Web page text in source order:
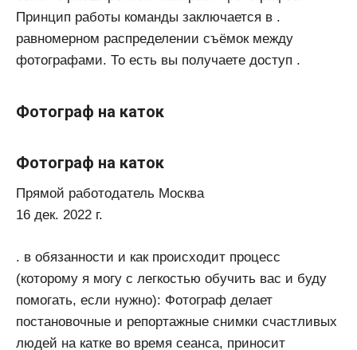
Принцип работы команды заключается в .
равномерном распределении съёмок между
фотографами. То есть вы получаете доступ .
Фотограф на каток
Фотограф на каток
Прямой работодатель Москва
16 дек. 2022 г.
. в обязанности и как происходит процесс
(которому я могу с легкостью обучить вас и буду
помогать, если нужно): Фотограф делает
постановочные и репортажные снимки счастливых
людей на катке во время сеанса, приносит